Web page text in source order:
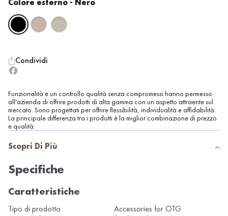
Colore esterno - Nero
Condividi
Funzionalità e un controllo qualità senza compromessi hanno permesso
all'azienda di offrire prodotti di alta gamma con un aspetto attraente sul
mercato. Sono progettati per offrire flessibilità, individualità e affidabilità.
La principale differenza tra i prodotti è la miglior combinazione di prezzo
e qualità.
Scopri Di Più
Specifiche
Caratteristiche
Tipo di prodotto
Accessories for OTG